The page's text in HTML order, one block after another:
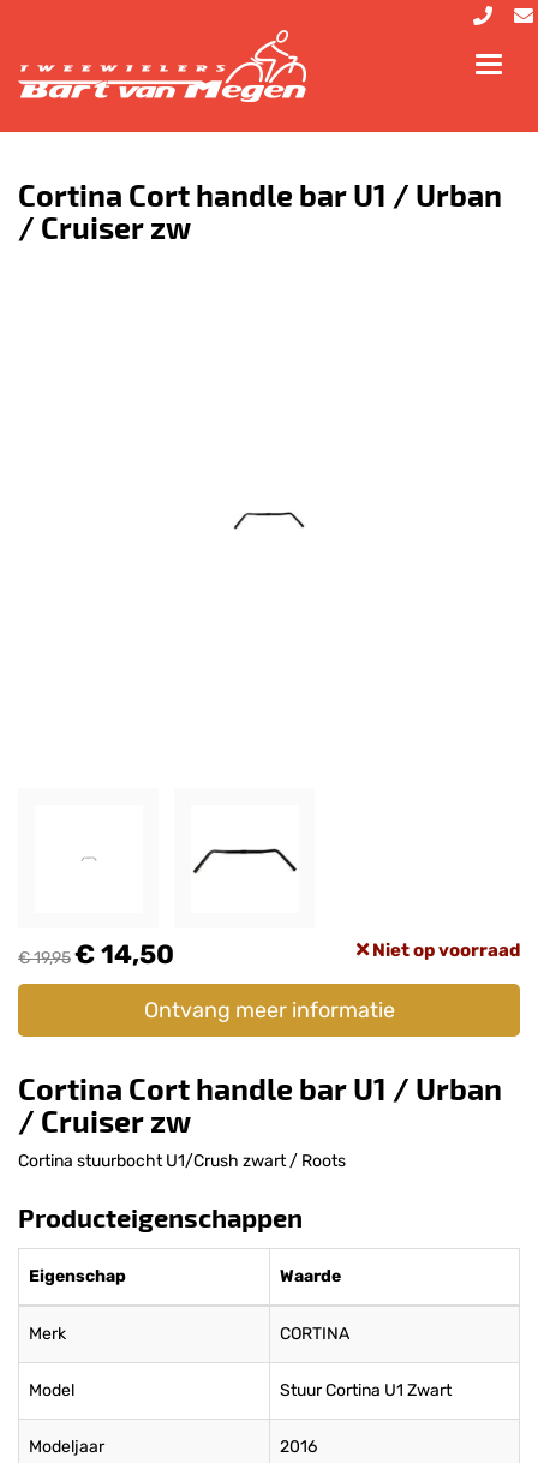
Cortina Cort handle bar U1 / Urban
/ Cruiser zw
€ 19,95€ 14,50 Niet op voorraad
Ontvang meer informatie
Cortina Cort handle bar U1 / Urban
/ Cruiser zw
Cortina stuurbocht U1/Crush zwart / Roots
Producteigenschappen
Eigenschap Waarde
Merk CORTINA
Model Stuur Cortina U1 Zwart
Modeljaar 2016